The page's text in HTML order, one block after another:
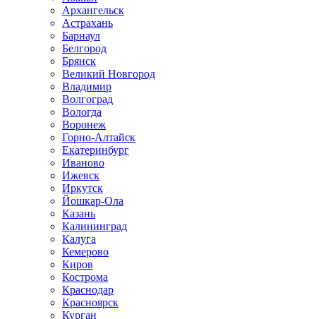
Архангельск
Астрахань
Барнаул
Белгород
Брянск
Великий Новгород
Владимир
Волгоград
Вологда
Воронеж
Горно-Алтайск
Екатеринбург
Иваново
Ижевск
Иркутск
Йошкар-Ола
Казань
Калининград
Калуга
Кемерово
Киров
Кострома
Краснодар
Красноярск
Курган